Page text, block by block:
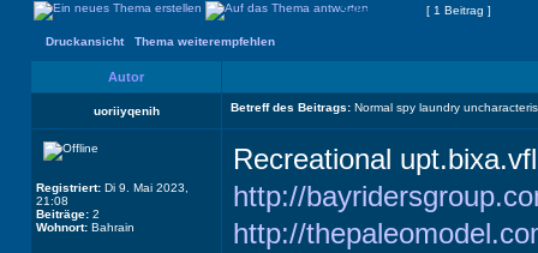
Seite [ 1 Beitrag ]
Druckansicht| Thema weiterempfehlen
Autor
uoriiyqenih Betreff des Beitrags: Normal spy laundry
Registriert: Di 9. Mai 2023,
21:08
Beiträge: 2
Wohnort: Bahrain
Recreational
http://
http://